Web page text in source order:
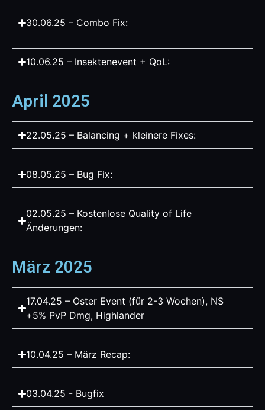
30.06.25 – Combo Fix:
10.06.25 – Insektenevent + QoL:
April 2025
22.05.25 – Balancing + kleinere Fixes:
08.05.25 – Bug Fix:
02.05.25 – Kostenlose Quality of Life
Änderungen:
März 2025
17.04.25 – Oster Event (für 2-3 Wochen), NS
+5% PvP Dmg, Highlander
10.04.25 – März Recap:
03.04.25 - Bugfix